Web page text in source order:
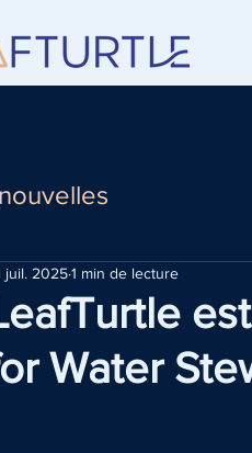
Water
juil. 20251 min de lecture